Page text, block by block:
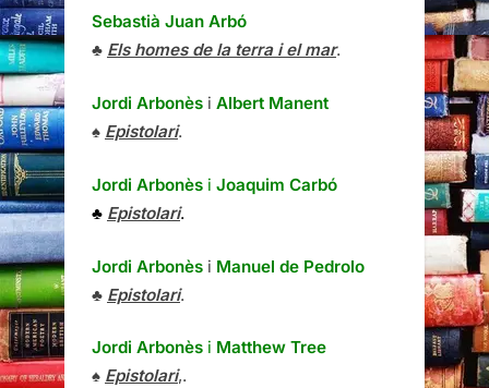
Sebastià Juan Arbó
♣ Els homes de la terra i el mar.
Jordi Arbonès i Albert Manent
♠ Epistolari.
Jordi Arbonès i Joaquim Carbó
♣ Epistolari.
Jordi Arbonès i Manuel de Pedrolo
♣ Epistolari.
Jordi Arbonès i Matthew Tree
♠ Epistolari,.